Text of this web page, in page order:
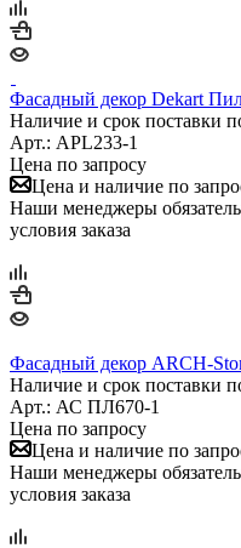
Фасадный декор Dekart
Наличие и срок поставки
Арт.: APL233-1
Цена по запросу
Цена и наличие по
Наши менеджеры
условия заказа
Фасадный декор ARCH-
Наличие и срок поставки
Арт.: АС ПЛ670-1
Цена по запросу
Цена и наличие по
Наши менеджеры
условия заказа